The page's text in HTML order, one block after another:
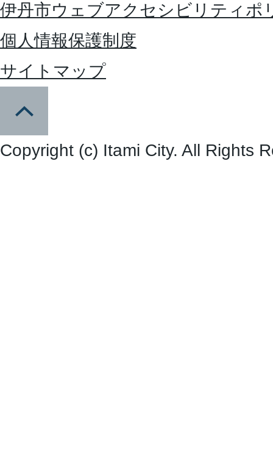
伊丹市ウェブアクセシビリティポ
個人情報保護制度
サイトマップ
Copyright (c) Itami City. All Rights